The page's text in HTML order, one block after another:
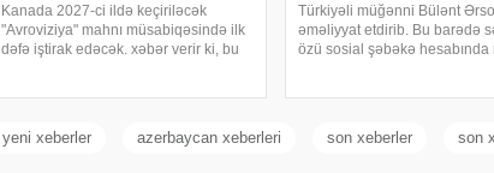
Kanada 2027-ci ildə keçiriləcək
"Avroviziya" mahnı müsabiqəsində ilk
dəfə iştirak edəcək. xəbər verir ki, bu
Türkiyəli müğənni Bülənt
əməliyyat etdirib. Bu barədə
özü sosial şəbəkə hesabında
yeni xeberler azerbaycan xeberleri son xeberler son